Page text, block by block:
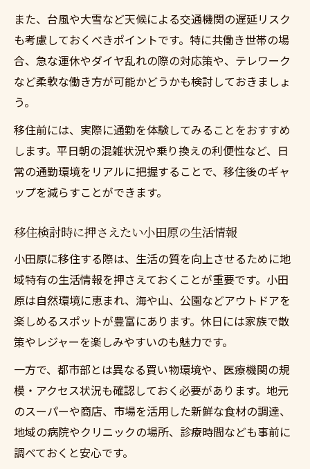
また、台風や大雪など天候による交通機関の遅延リスク
も考慮しておくべきポイントです。特に共働き世帯の場
合、急な運休やダイヤ乱れの際の対応策や、テレワーク
など柔軟な働き方が可能かどうかも検討しておきましょ
う。
移住前には、実際に通勤を体験してみることをおすすめ
します。平日朝の混雑状況や乗り換えの利便性など、日
常の通勤環境をリアルに把握することで、移住後のギャ
ップを減らすことができます。
移住検討時に押さえたい小田原の生活情報
小田原に移住する際は、生活の質を向上させるために地
域特有の生活情報を押さえておくことが重要です。小田
原は自然環境に恵まれ、海や山、公園などアウトドアを
楽しめるスポットが豊富にあります。休日には家族で散
策やレジャーを楽しみやすいのも魅力です。
一方で、都市部とは異なる買い物環境や、医療機関の規
模・アクセス状況も確認しておく必要があります。地元
のスーパーや商店、市場を活用した新鮮な食材の調達、
地域の病院やクリニックの場所、診療時間なども事前に
調べておくと安心です。